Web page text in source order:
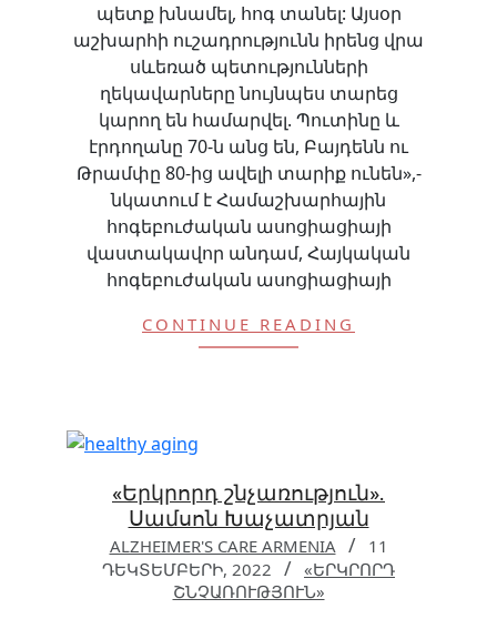
պետք խնամել, հոգ տանել: Այսօր
աշխարհի ուշադրությունն իրենց վրա
սևեռած պետությունների
ղեկավարները նույնպես տարեց
կարող են համարվել. Պուտինը և
էրդողանը 70-ն անց են, Բայդենն ու
Թրամփը 80-ից ավելի տարիք ունեն»,-
նկատում է Համաշխարհային
հոգեբուժական ասոցիացիայի
վաստակավոր անդամ, Հայկական
հոգեբուժական ասոցիացիայի
CONTINUE READING
«Երկրորդ շնչառություն».
Սամսոն Խաչատրյան
ALZHEIMER'S CARE ARMENIA
11
ԴԵԿՏԵՄԲԵՐԻ, 2022
«ԵՐԿՐՈՐԴ
ՇՆՉԱՌՈՒԹՅՈՒՆ»